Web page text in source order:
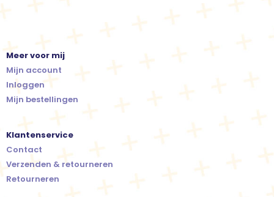
Meer voor mij
Mijn account
Inloggen
Mijn bestellingen
Klantenservice
Contact
Verzenden & retourneren
Retourneren